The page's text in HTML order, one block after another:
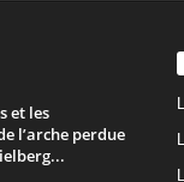
et les
l’arche perdue